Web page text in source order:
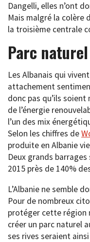
Dangelli, elles n’ont
Mais malgré la colère
la troisième centrale
Parc naturel
Les Albanais qui
attachement
donc pas qu’ils
de l’énergie
l’un des mix
Selon les chiffres de
produite en Albanie
Deux grands
2015 près de 140%
L’Albanie ne semble
Pour de nombreux
protéger cette région
créer un parc naturel
ses rives seraient